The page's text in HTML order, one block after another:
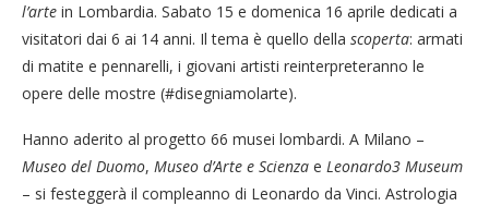
l’arte in Lombardia. Sabato 15 e domenica 16 aprile dedicati a
visitatori dai 6 ai 14 anni. Il tema è quello della scoperta: armati
di matite e pennarelli, i giovani artisti reinterpreteranno le
opere delle mostre (#disegniamolarte).
Hanno aderito al progetto 66 musei lombardi. A Milano –
Museo del Duomo, Museo d’Arte e Scienza e Leonardo3 Museum
– si festeggerà il compleanno di Leonardo da Vinci. Astrologia